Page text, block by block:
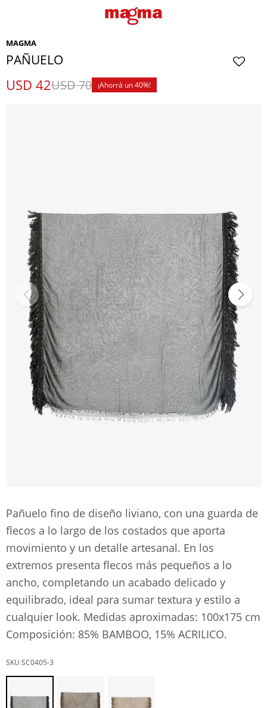
MAGMA
PAÑUELO
USD 42USD70 40
Pañuelo fino de diseño liviano, con una guarda de
flecos a lo largo de los costados que aporta
movimiento y un detalle artesanal. En los
extremos presenta flecos más pequeños a lo
ancho, completando un acabado delicado y
equilibrado, ideal para sumar textura y estilo a
cualquier look. Medidas aproximadas: 100x175 cm
Composición: 85% BAMBOO, 15% ACRILICO.
SC0405-3